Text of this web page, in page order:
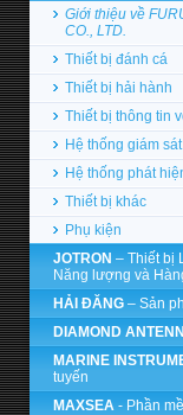
Giới thiệu về
CO., LTD.
Thiết bị đánh cá
Thiết bị hải hành
Thiết bị thông tin
Hệ thống giám
Hệ thống phát
Thiết bị khác
Phụ kiện
JOTRON – Thiết bị
Năng lượng và
HẢI ĐĂNG – Sản
DIAMOND
MARINE
tuyến
MAXSEA - Phần